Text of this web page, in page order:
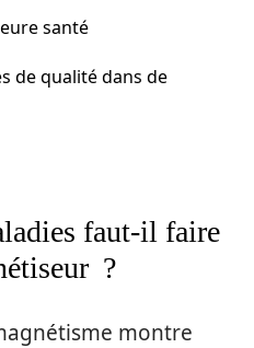
santé
de qualité dans de
faut-il faire
?
montre